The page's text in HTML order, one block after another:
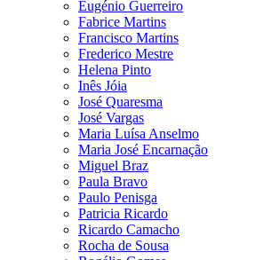
Eugénio Guerreiro
Fabrice Martins
Francisco Martins
Frederico Mestre
Helena Pinto
Inês Jóia
José Quaresma
José Vargas
Maria Luísa Anselmo
Maria José Encarnação
Miguel Braz
Paula Bravo
Paulo Penisga
Patricia Ricardo
Ricardo Camacho
Rocha de Sousa